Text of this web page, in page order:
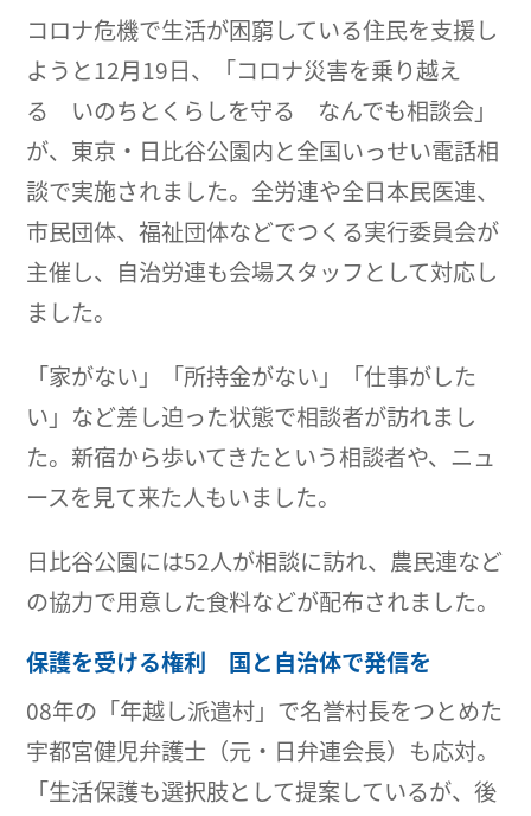
コロナ危機で生活が困窮している住民を支援し
ようと12月19日、「コロナ災害を乗り越え
る いのちとくらしを守る なんでも相談会」
が、東京・日比谷公園内と全国いっせい電話相
談で実施されました。全労連や全日本民医連、
市民団体、福祉団体などでつくる実行委員会が
主催し、自治労連も会場スタッフとして対応し
ました。
「家がない」「所持金がない」「仕事がした
い」など差し迫った状態で相談者が訪れまし
た。新宿から歩いてきたという相談者や、ニュ
ースを見て来た人もいました。
日比谷公園には52人が相談に訪れ、農民連など
の協力で用意した食料などが配布されました。
保護を受ける権利 国と自治体で発信を
08年の「年越し派遣村」で名誉村長をつとめた
宇都宮健児弁護士（元・日弁連会長）も応対。
「生活保護も選択肢として提案しているが、後